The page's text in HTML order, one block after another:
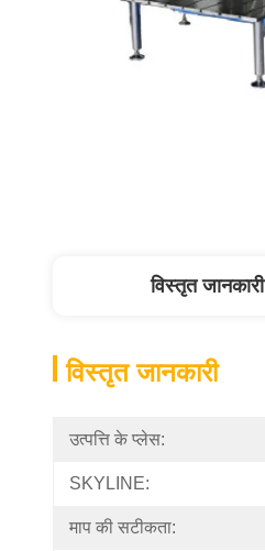
विस्तृत जानकारी
विस्तृत जानकारी
उत्पत्ति के प्लेस:
SKYLINE:
माप की सटीकता: